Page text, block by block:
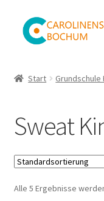
Zur
Navigation
Zum
Inhalt
Kasse
Mein Konto
Versand
Start Grundschule
Sweat
Alle 5 Ergebnisse